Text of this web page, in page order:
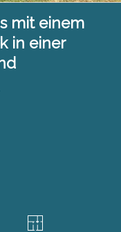
mit einem
in einer